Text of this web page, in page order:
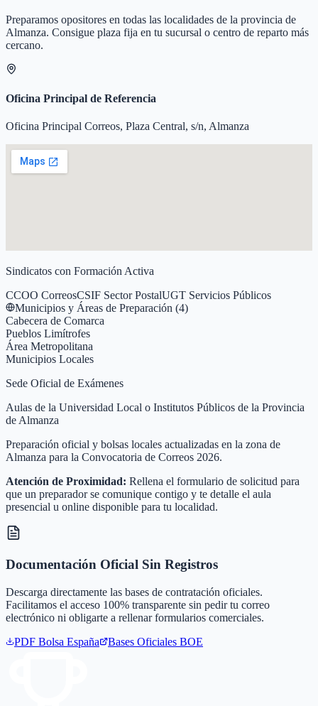
Preparamos opositores en todas las localidades de la provincia de
Almanza. Consigue plaza fija en tu sucursal o centro de reparto más
cercano.
Oficina Principal de Referencia
Oficina Principal Correos, Plaza Central, s/n, Almanza
Sindicatos con Formación Activa
CCOO CorreosCSIF Sector PostalUGT Servicios Públicos
Municipios y Áreas de Preparación (4)
Cabecera de Comarca
Pueblos Limítrofes
Área Metropolitana
Municipios Locales
Sede Oficial de Exámenes
Aulas de la Universidad Local o Institutos Públicos de la Provincia
de Almanza
Preparación oficial y bolsas locales actualizadas en la zona de
Almanza para la Convocatoria de Correos 2026.
Atención de Proximidad: Rellena el formulario de solicitud para
que un preparador se comunique contigo y te detalle el aula
presencial u online disponible para tu localidad.
Documentación Oficial Sin Registros
Descarga directamente las bases de contratación oficiales.
Facilitamos el acceso 100% transparente sin pedir tu correo
electrónico ni obligarte a rellenar formularios comerciales.
PDF Bolsa España Bases Oficiales BOE